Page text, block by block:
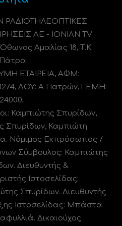
ΡΑΔΙΟΤΗΛΕΟΠΤΙΚΕΣ
ΑΕ - IONIAN TV
Αμαλίας 18, Τ.Κ.
Πάτρα.
ΕΤΑΙΡΕΙΑ, ΑΦΜ:
ΔΟΥ: A Πατρών, ΓΕΜΗ:
Καμπιώτης Σπυρίδων,
Σπυρίδων, Καμπιώτη
Νόμιμος Εκπρόσωπος /
Σύμβουλος: Καμπιώτης
Διευθυντής &
Ιστοσελίδας:
Σπυρίδων. Διευθυντής
Ιστοσελίδας: Μπάστα
Δικαιούχος